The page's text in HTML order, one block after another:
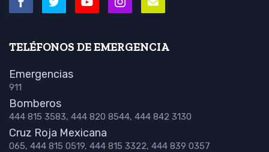
TELÉFONOS DE EMERGENCIA
Emergencias
911
Bomberos
444 815 3583, 444 820 8544, 444 842 3130
Cruz Roja Mexicana
065, 444 815 0519, 444 815 3322, 444 839 0357